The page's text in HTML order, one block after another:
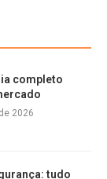
completo
2026
tudo